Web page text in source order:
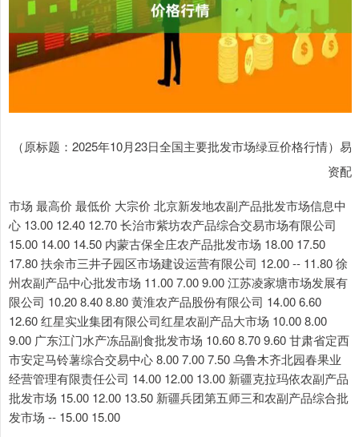
（原标题：2025年10月23日全国主要批发市场绿豆价格行情）易
资配
市场 最高价 最低价 大宗价 北京新发地农副产品批发市场信息中
心 13.00 12.40 12.70 长治市紫坊农产品综合交易市场有限公司
15.00 14.00 14.50 内蒙古保全庄农产品批发市场 18.00 17.50
17.80 扶余市三井子园区市场建设运营有限公司 12.00 -- 11.80 徐
州农副产品中心批发市场 11.00 7.00 9.00 江苏凌家塘市场发展有
限公司 10.20 8.40 8.80 黄淮农产品股份有限公司 14.00 6.60
12.60 红星实业集团有限公司红星农副产品大市场 10.00 8.00
9.00 广东江门水产冻品副食批发市场 10.60 8.70 9.60 甘肃省定西
市安定马铃薯综合交易中心 8.00 7.00 7.50 乌鲁木齐北园春果业
经营管理有限责任公司 14.00 12.00 13.00 新疆克拉玛依农副产品
批发市场 15.00 12.00 13.50 新疆兵团第五师三和农副产品综合批
发市场 -- 15.00 15.00